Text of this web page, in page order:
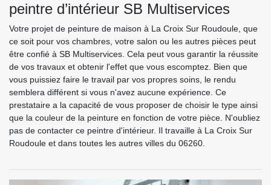
peintre d’intérieur SB Multiservices
Votre projet de peinture de maison à La Croix Sur Roudoule, que
ce soit pour vos chambres, votre salon ou les autres pièces peut
être confié à SB Multiservices. Cela peut vous garantir la réussite
de vos travaux et obtenir l'effet que vous escomptez. Bien que
vous puissiez faire le travail par vos propres soins, le rendu
semblera différent si vous n'avez aucune expérience. Ce
prestataire a la capacité de vous proposer de choisir le type ainsi
que la couleur de la peinture en fonction de votre pièce. N'oubliez
pas de contacter ce peintre d'intérieur. Il travaille à La Croix Sur
Roudoule et dans toutes les autres villes du 06260.